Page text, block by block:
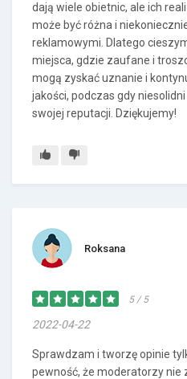
dają wiele obietnic, ale ich
może być różna i
reklamowymi. Dlatego
miejsca, gdzie zaufane i
mogą zyskać uznanie i
jakości, podczas gdy
swojej reputacji. Dziękujemy!
Roksana
5 / 5
2022-04-22
Sprawdzam i tworzę opinie
pewność, że moderatorzy nie